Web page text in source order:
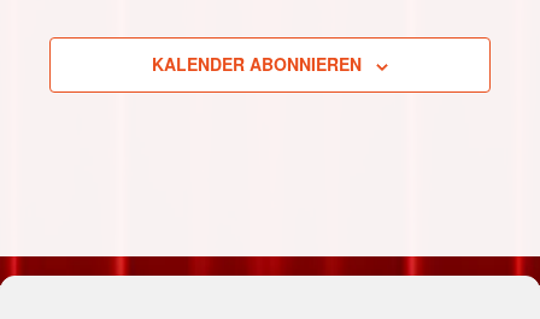
KALENDER ABONNIEREN